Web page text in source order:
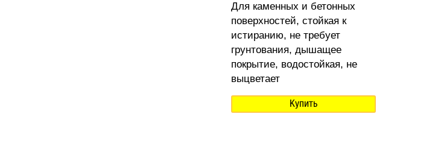
Для каменных и бетонных
поверхностей, стойкая к
истиранию, не требует
грунтования, дышащее
покрытие, водостойкая, не
выцветает
Купить